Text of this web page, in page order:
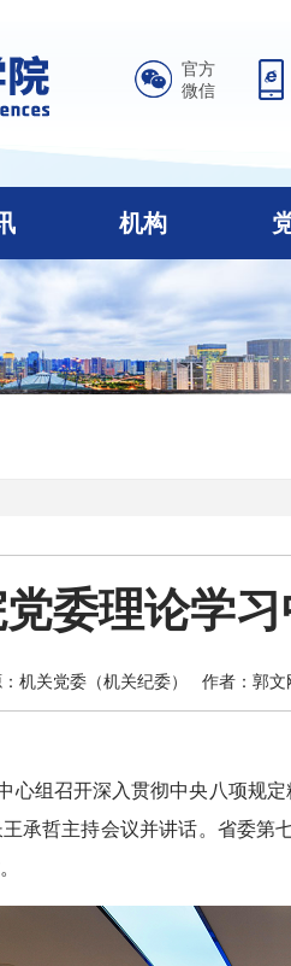
官方
微信
机构
委理论学
机关党委（机关纪委） 作者：郭文
心组召开深入贯彻中央八项规
承哲主持会议并讲话。省委